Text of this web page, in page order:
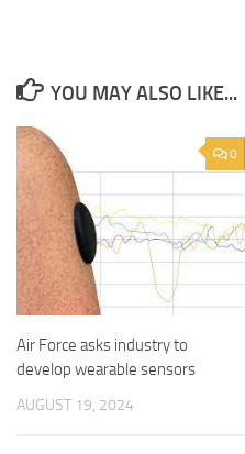
YOU MAY ALSO LIKE...
0
Air Force asks industry to
develop wearable sensors
AUGUST 19, 2024